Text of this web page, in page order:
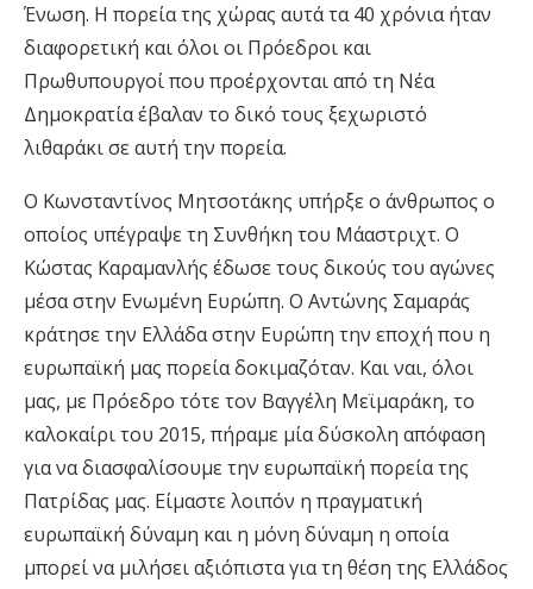
Ένωση. Η πορεία της χώρας αυτά τα 40 χρόνια ήταν
διαφορετική και όλοι οι Πρόεδροι και
Πρωθυπουργοί που προέρχονται από τη Νέα
Δημοκρατία έβαλαν το δικό τους ξεχωριστό
λιθαράκι σε αυτή την πορεία.
Ο Κωνσταντίνος Μητσοτάκης υπήρξε ο άνθρωπος ο
οποίος υπέγραψε τη Συνθήκη του Μάαστριχτ. Ο
Κώστας Καραμανλής έδωσε τους δικούς του αγώνες
μέσα στην Ενωμένη Ευρώπη. Ο Αντώνης Σαμαράς
κράτησε την Ελλάδα στην Ευρώπη την εποχή που η
ευρωπαϊκή μας πορεία δοκιμαζόταν. Και ναι, όλοι
μας, με Πρόεδρο τότε τον Βαγγέλη Μεϊμαράκη, το
καλοκαίρι του 2015, πήραμε μία δύσκολη απόφαση
για να διασφαλίσουμε την ευρωπαϊκή πορεία της
Πατρίδας μας. Είμαστε λοιπόν η πραγματική
ευρωπαϊκή δύναμη και η μόνη δύναμη η οποία
μπορεί να μιλήσει αξιόπιστα για τη θέση της Ελλάδος